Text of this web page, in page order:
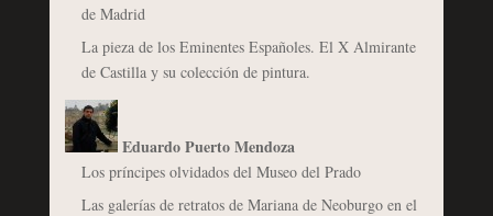
de Madrid
La pieza de los Eminentes Españoles. El X Almirante
de Castilla y su colección de pintura.
Eduardo Puerto Mendoza
Los príncipes olvidados del Museo del Prado
Las galerías de retratos de Mariana de Neoburgo en el